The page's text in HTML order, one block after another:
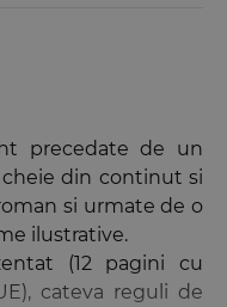
precedate de un
din continut si
si urmate de o
ilustrative.
(12 pagini cu
cateva reguli de